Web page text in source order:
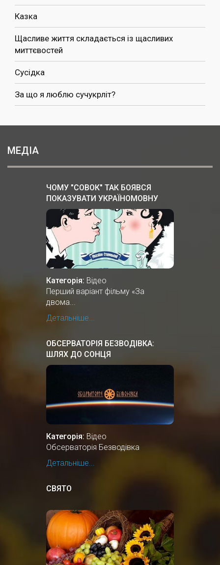
Казка
Щасливе життя складається із щасливих
миттєвостей
Сусідка
За що я люблю сучукрліт?
МЕДІА
ЧОМУ "СОВОК" ТАК БОЯВСЯ
ПОКАЗУВАТИ УКРАЇНОМОВНУ
ВЕРСІЮ "ЗА ДВОМА ЗАЙЦЯМИ"?
Категорія: Відео
Перший варіант фільму «За
двома...
Детальніше...
ОБСЕРВАТОРІЯ БЕЗВОДІВКА:
ШЛЯХ ДО СОНЦЯ
Категорія: Відео
Обсерваторія Безводівка
Детальніше...
СВЯТО